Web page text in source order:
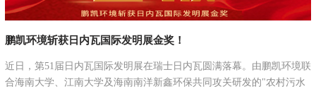
鹏凯环境斩获日内瓦国际发明展金奖！
近日，第51届日内瓦国际发明展在瑞士日内瓦圆满落幕。由鹏凯环境联
合海南大学、江南大学及海南南洋新鑫环保共同攻关研发的"农村污水